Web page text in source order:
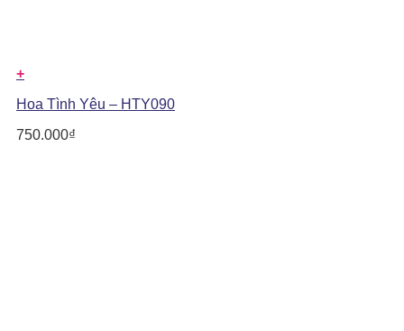
+
Hoa Tình Yêu – HTY090
750.000₫